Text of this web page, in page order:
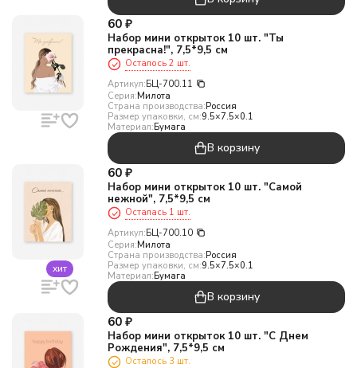
60 ₽
Набор мини открыток 10 шт. "Ты
прекрасна!", 7,5*9,5 см
Осталось 2 шт.
Артикул:БЦ-700.11
Серия:Милота
Страна производства:Россия
Размер упаковки, см:9.5×7.5×0.1
Материал:Бумага
В корзину
хит
60 ₽
Набор мини открыток 10 шт. "Самой
нежной", 7,5*9,5 см
Осталась 1 шт.
Артикул:БЦ-700.10
Серия:Милота
Страна производства:Россия
Размер упаковки, см:9.5×7.5×0.1
Материал:Бумага
В корзину
60 ₽
Набор мини открыток 10 шт. "С Днем
Рождения", 7,5*9,5 см
Осталось 3 шт.